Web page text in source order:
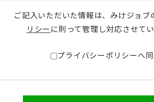
ご記入いただいた情報は、みけジョブ
リシー に則って管理し対応させて
プライバシーポリシーへ